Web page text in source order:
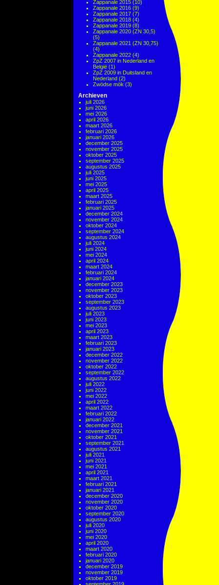
Zappanale 2015 (10)
Zappanale 2016 (9)
Zappanale 2017 (7)
Zappanale 2018 (4)
Zappanale 2019 (8)
Zappanale 2020 (ZN 30,5)
(5)
Zappanale 2021 (ZN 30,75)
(4)
Zappanale 2022 (4)
ZpZ 2007 in Nederland en
België (1)
ZpZ 2009 in Duitsland en
Nederland (2)
Zwödse mök (3)
Archieven
juli 2026
juni 2026
mei 2026
april 2026
maart 2026
februari 2026
januari 2026
december 2025
november 2025
oktober 2025
september 2025
augustus 2025
juli 2025
juni 2025
mei 2025
april 2025
maart 2025
februari 2025
januari 2025
december 2024
november 2024
oktober 2024
september 2024
augustus 2024
juli 2024
juni 2024
mei 2024
april 2024
maart 2024
februari 2024
januari 2024
december 2023
november 2023
oktober 2023
september 2023
augustus 2023
juli 2023
juni 2023
mei 2023
april 2023
maart 2023
februari 2023
januari 2023
december 2022
november 2022
oktober 2022
september 2022
augustus 2022
juli 2022
juni 2022
mei 2022
april 2022
maart 2022
februari 2022
januari 2022
december 2021
november 2021
oktober 2021
september 2021
augustus 2021
juli 2021
juni 2021
mei 2021
april 2021
maart 2021
februari 2021
januari 2021
december 2020
november 2020
oktober 2020
september 2020
augustus 2020
juli 2020
juni 2020
mei 2020
april 2020
maart 2020
februari 2020
januari 2020
december 2019
november 2019
oktober 2019